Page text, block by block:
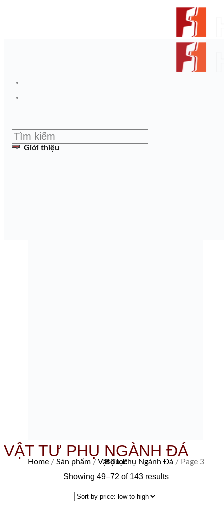
Tìm kiếm:
Giới thiệu
VẬT TƯ PHỤ NGÀNH ĐÁ
Home / Sản phẩm / Vật Tư Phụ Ngành Đá /Page 3
Bộ lọc
Showing 49–72 of 143 results